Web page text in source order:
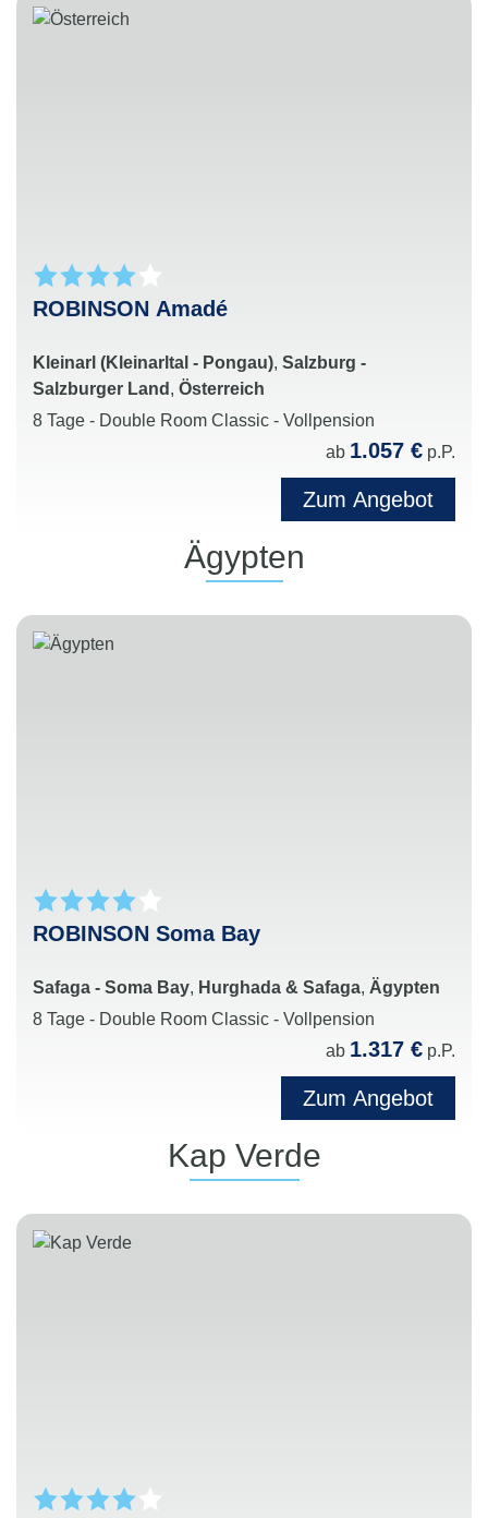
altersgerechten Aktivitäten und
ROBINSON Amadé
Kleinarl (Kleinarltal - Pongau), Salzburg -
Salzburger Land , Österreich
8 Tage - Double Room Classic - Vollpension
ab 1.057 € p.P.
Zum Angebot
Ägypten
ROBINSON Soma Bay
Safaga - Soma Bay, Hurghada & Safaga, Ägypten
8 Tage - Double Room Classic - Vollpension
ab 1.317 € p.P.
Zum Angebot
Kap Verde